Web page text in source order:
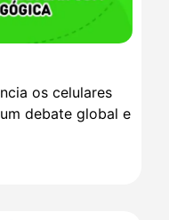
os celulares
debate global e